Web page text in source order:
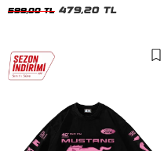
Tshirt
599,00 TL 479,20 TL